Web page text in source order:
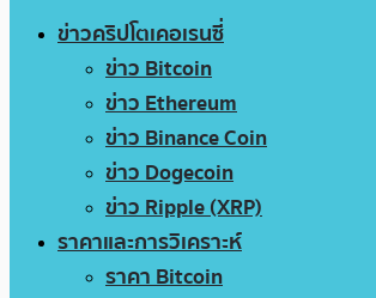
ข่าวคริปโตเคอเรนซี่
ข่าว Bitcoin
ข่าว Ethereum
ข่าว Binance Coin
ข่าว Dogecoin
ข่าว Ripple (XRP)
ราคาและการวิเคราะห์
ราคา Bitcoin